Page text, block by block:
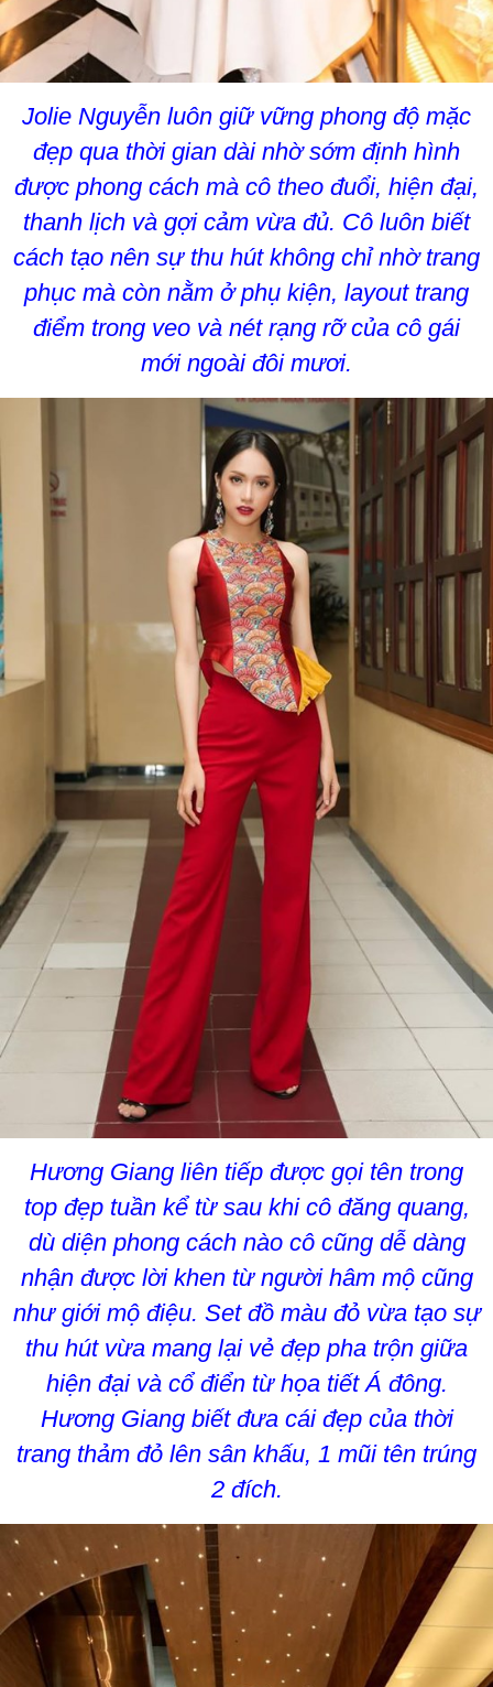
Jolie Nguyễn luôn giữ vững phong độ mặc
đẹp qua thời gian dài nhờ sớm định hình
được phong cách mà cô theo đuổi, hiện đại,
thanh lịch và gợi cảm vừa đủ. Cô luôn biết
cách tạo nên sự thu hút không chỉ nhờ trang
phục mà còn nằm ở phụ kiện, layout trang
điểm trong veo và nét rạng rỡ của cô gái
mới ngoài đôi mươi.
Hương Giang liên tiếp được gọi tên trong
top đẹp tuần kể từ sau khi cô đăng quang,
dù diện phong cách nào cô cũng dễ dàng
nhận được lời khen từ người hâm mộ cũng
như giới mộ điệu. Set đồ màu đỏ vừa tạo sự
thu hút vừa mang lại vẻ đẹp pha trộn giữa
hiện đại và cổ điển từ họa tiết Á đông.
Hương Giang biết đưa cái đẹp của thời
trang thảm đỏ lên sân khấu, 1 mũi tên trúng
2 đích.